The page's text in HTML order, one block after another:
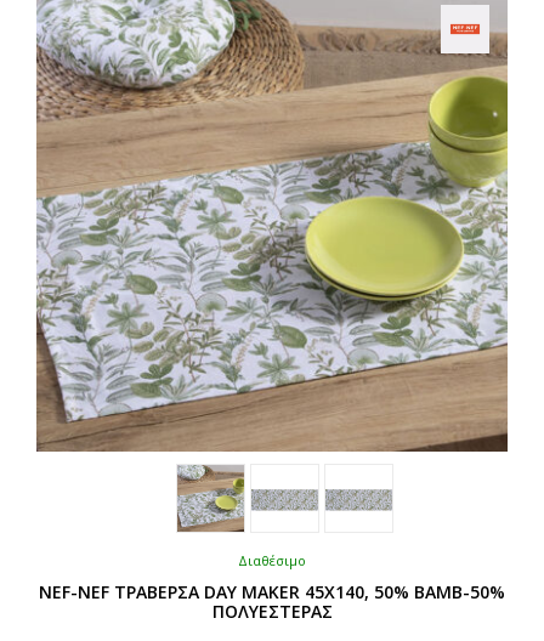
Διαθέσιμο
NEF-NEF ΤΡΑΒΕΡΣΑ DAY MAKER 45Χ140, 50% BAMB-50%
ΠΟΛΥΕΣΤΕΡΑΣ